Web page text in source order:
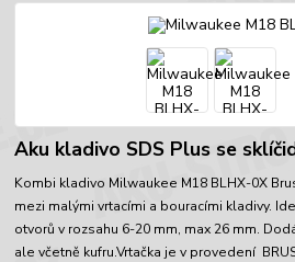
Aku kladivo SDS Plus se
Kombi kladivo Milwaukee M18 BLHX-0X
mezi malými vrtacími a bouracími kladivy.
otvorů v rozsahu 6-20 mm, max 26 mm.
ale včetně kufru.Vrtačka je v provedení